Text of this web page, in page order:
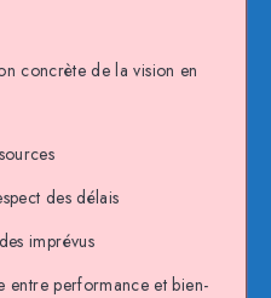
concrète de la vision en
des délais
imprévus
entre performance et bien-